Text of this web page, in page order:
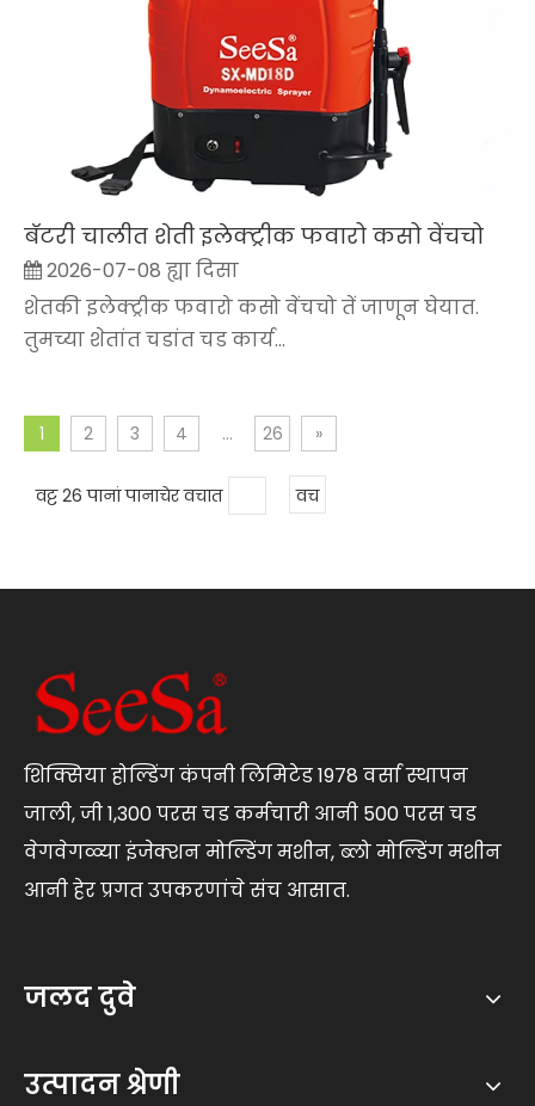
बॅटरी चालीत शेती इलेक्ट्रीक फवारो कसो वेंचचो
2026-07-08 ह्या दिसा
शेतकी इलेक्ट्रीक फवारो कसो वेंचचो तें जाणून घेयात.
तुमच्या शेतांत चडांत चड कार्य...
1 2 3 4 ... 26 »
वट्ट 26 पानां पानाचेर वचात वच
शिक्सिया होल्डिंग कंपनी लिमिटेड 1978 वर्सा स्थापन
जाली, जी 1,300 परस चड कर्मचारी आनी 500 परस चड
वेगवेगळ्या इंजेक्शन मोल्डिंग मशीन, ब्लो मोल्डिंग मशीन
आनी हेर प्रगत उपकरणांचे संच आसात.
जलद दुवे
उत्पादन श्रेणी